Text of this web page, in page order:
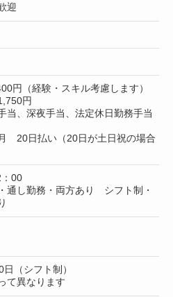
迎
円（経験・スキル考慮します）
円
当、深夜手当、法定休日勤務手当
20日払い（20日が土日祝の場合
00
通し勤務・両方あり シフト制・
（シフト制）
て異なります